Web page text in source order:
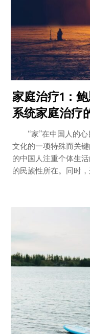
家庭治疗1：
系统家庭治疗
“家”在中国人的心
文化的一项特殊而关
的中国人注重个体生
的民族性所在。同时，